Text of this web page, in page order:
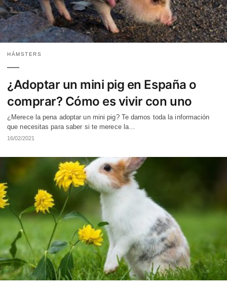
HÁMSTERS
¿Adoptar un mini pig en España o
comprar? Cómo es vivir con uno
¿Merece la pena adoptar un mini pig? Te damos toda la información
que necesitas para saber si te merece la…
16/02/2021